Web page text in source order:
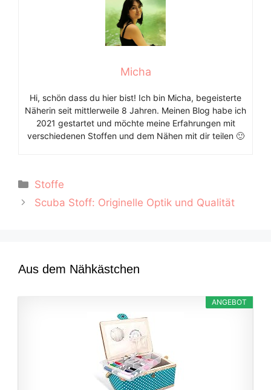
Micha
Hi, schön dass du hier bist! Ich bin Micha, begeisterte
Näherin seit mittlerweile 8 Jahren. Meinen Blog habe ich
2021 gestartet und möchte meine Erfahrungen mit
verschiedenen Stoffen und dem Nähen mit dir teilen 🙂
Kategorien
Stoffe
Scuba Stoff: Originelle Optik und Qualität
Aus dem Nähkästchen
ANGEBOT